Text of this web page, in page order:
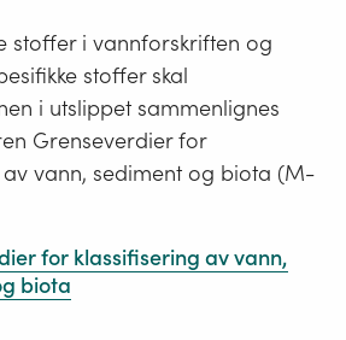
stoffer i vannforskriften og
stoffer skal
i utslippet sammenlignes
Grenseverdier for
av vann, sediment og biota (M-
for klassifisering av vann,
biota